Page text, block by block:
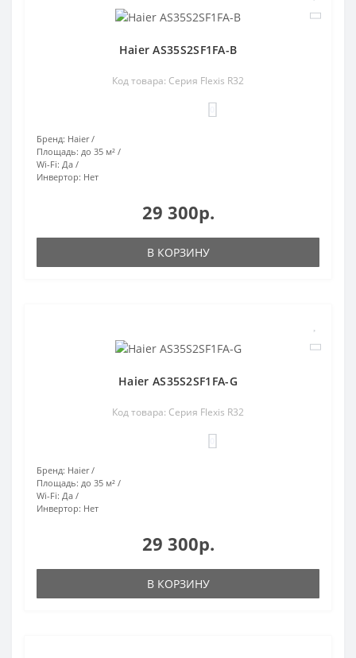
Haier AS35S2SF1FA-B
Код товара: Серия Flexis R32
Бренд: Haier
Площадь: до 35 м²
Wi-Fi: Да
Инвертор: Нет
29 300р.
В КОРЗИНУ
Haier AS35S2SF1FA-G
Код товара: Серия Flexis R32
Бренд: Haier
Площадь: до 35 м²
Wi-Fi: Да
Инвертор: Нет
29 300р.
В КОРЗИНУ